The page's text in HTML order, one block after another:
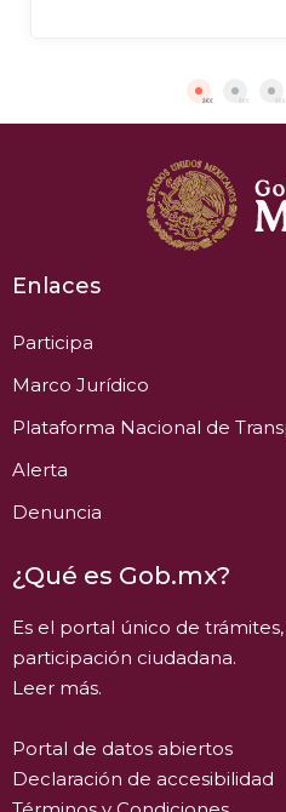
Enlaces
Participa
Marco Jurídico
Plataforma Nacional de
Alerta
Denuncia
¿Qué es Gob.mx?
Es el portal único de
participación ciudadana.
Leer más.
Portal de datos abiertos
Declaración de accesibilidad